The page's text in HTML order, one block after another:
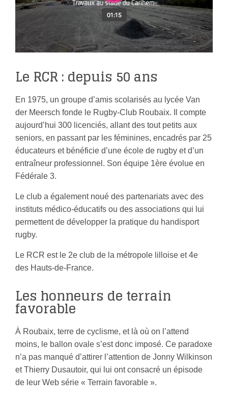
Le RCR : depuis 50 ans
En 1975, un groupe d’amis scolarisés au lycée Van
der Meersch fonde le Rugby-Club Roubaix. Il compte
aujourd’hui 300 licenciés, allant des tout petits aux
seniors, en passant par les féminines, encadrés par 25
éducateurs et bénéficie d’une école de rugby et d’un
entraîneur professionnel. Son équipe 1ère évolue en
Fédérale 3.
Le club a également noué des partenariats avec des
instituts médico-éducatifs ou des associations qui lui
permettent de développer la pratique du handisport
rugby.
Le RCR est le 2e club de la métropole lilloise et 4e
des Hauts-de-France.
Les honneurs de terrain
favorable
À Roubaix, terre de cyclisme, et là où on l’attend
moins, le ballon ovale s’est donc imposé. Ce paradoxe
n’a pas manqué d’attirer l’attention de Jonny Wilkinson
et Thierry Dusautoir, qui lui ont consacré un épisode
de leur Web série « Terrain favorable ».